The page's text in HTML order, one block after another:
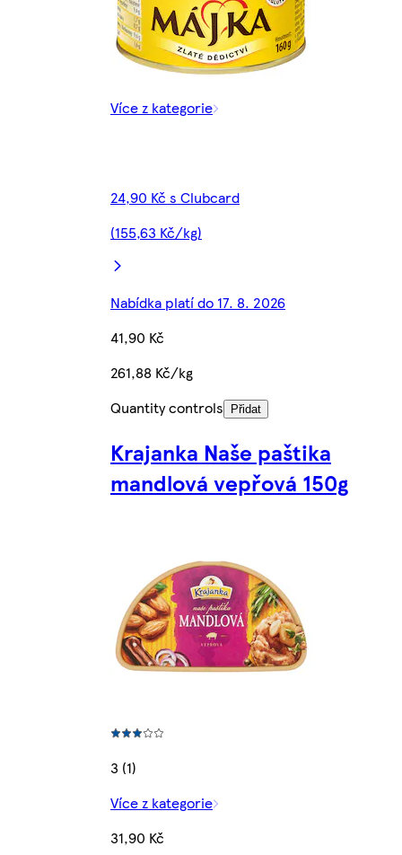
Více z kategorie
24,90 Kč s Clubcard
(155,63 Kč/kg)
Nabídka platí do 17. 8. 2026
41,90 Kč
261,88 Kč/kg
Quantity controls
Přidat
Krajanka Naše paštika
mandlová vepřová 150g
3 (1)
Více z kategorie
31,90 Kč